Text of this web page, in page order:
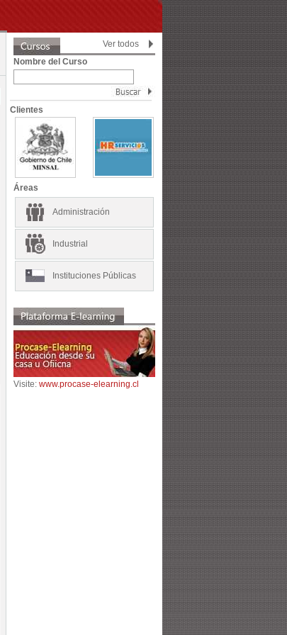
Ver todos
Nombre del Curso
Clientes
Áreas
Administración
Industrial
Instituciones Públicas
Visite: www.procase-elearning.cl